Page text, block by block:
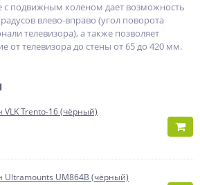
подвижным коленом дает возможность
влево-вправо (угол поворота
телевизора), а также позволяет
от телевизора до стены от 65 до 420 мм.
Trento-16 (чёрный)
Ultramounts UM864B (чёрный)